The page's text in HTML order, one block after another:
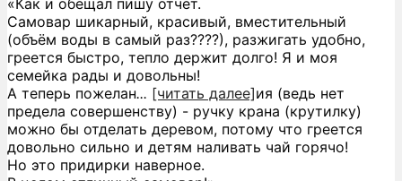
Самовар шикарный, красивый, вместительный
(объём воды в самый раз????), разжигать удобно,
греется быстро, тепло держит долго! Я и моя
семейка рады и довольны!
А теперь пожелан... [читать далее]ия (ведь нет
предела совершенству) - ручку крана (крутилку)
можно бы отделать деревом, потому что греется
довольно сильно и детям наливать чай горячо!
Но это придирки наверное.